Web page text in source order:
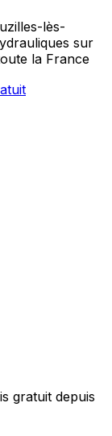
lès-
sur
la France
gratuit depuis